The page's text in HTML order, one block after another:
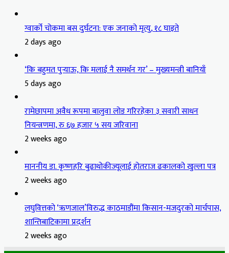
ग्वार्को चोकमा बस दुर्घटना: एक जनाको मृत्यु, १८ घाइते
2 days ago
‘कि बहुमत पुर्‍याऊ, कि मलाई नै समर्थन गर’ – मुख्यमन्त्री बानियाँ
5 days ago
रामेछापमा अवैध रूपमा बालुवा लोड गरिरहेका ३ सवारी साधन
नियन्त्रणमा, रु ६७ हजार ५ सय जरिवाना
2 weeks ago
माननीय डा. कृष्णहरि बुढाथोकीज्यूलाई होतराज ढकालको खुल्ला पत्र
2 weeks ago
लघुवित्तको ‘ऋणजाल’विरुद्ध काठमाडौंमा किसान-मजदुरको मार्चपास,
शान्तिबाटिकामा प्रदर्शन
2 weeks ago